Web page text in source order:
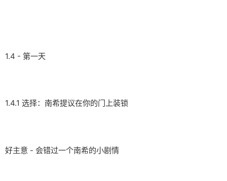
1.4 - 第一天
1.4.1 选择：南希提议在你的门上装锁
好主意 - 会错过一个南希的小剧情